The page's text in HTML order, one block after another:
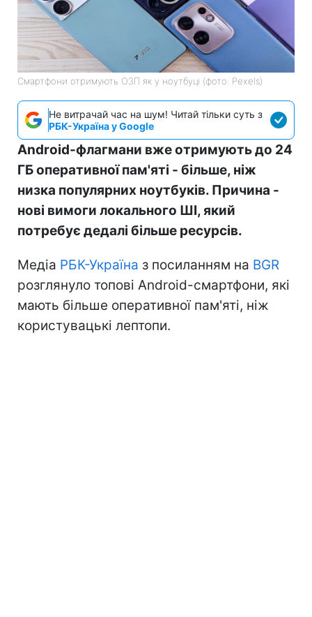
Смартфони отримують ОЗП як у ноутбуці (фото: Pexels)
Не витрачай час на шум! Читай тільки суть з
РБК-Україна у Google
Android-флагмани вже отримують до 24
ГБ оперативної пам'яті - більше, ніж
низка популярних ноутбуків. Причина -
нові вимоги локального ШІ, який
потребує дедалі більше ресурсів.
Медіа РБК-Україна з посиланням на BGR
розглянуло топові Android-смартфони, які
мають більше оперативної пам'яті, ніж
користувацькі лептопи.